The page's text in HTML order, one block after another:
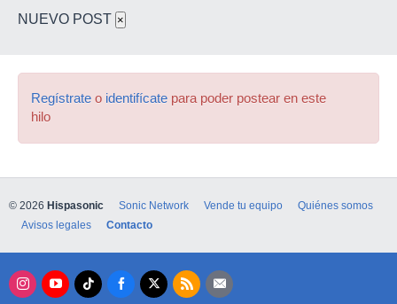
NUEVO POST ×
Regístrate o identifícate para poder postear en este
hilo
© 2026 Hispasonic Sonic Network Vende tu equipo
Quiénes somos
Avisos legales
Contacto